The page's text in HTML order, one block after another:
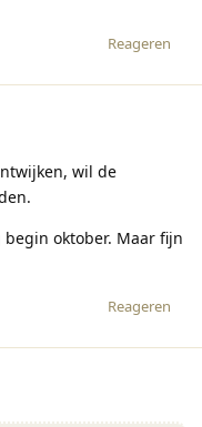
Reageren
wil de
oktober. Maar fijn
Reageren